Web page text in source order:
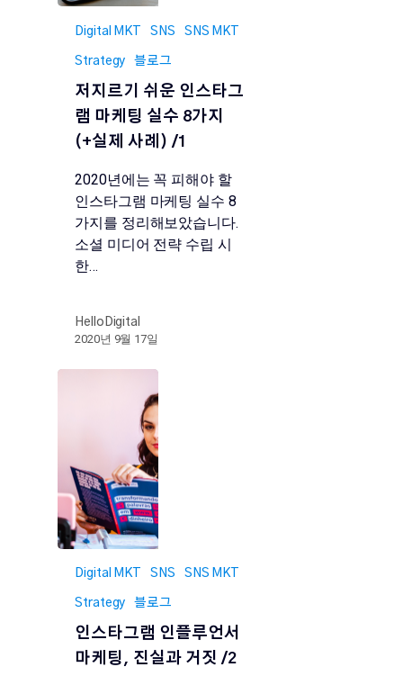
Digital MKT SNS SNS MKT
Strategy 블로그
저지르기 쉬운 인스타그
램 마케팅 실수 8가지
(+실제 사례) /1
2020년에는 꼭 피해야 할
인스타그램 마케팅 실수 8
가지를 정리해보았습니다.
소셜 미디어 전략 수립 시
한…
HelloDigital
2020년 9월 17일
Digital MKT SNS SNS MKT
Strategy 블로그
인스타그램 인플루언서
마케팅, 진실과 거짓 /2